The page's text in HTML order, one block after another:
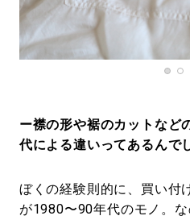
ー襟の形や裾のカットなど
代による違いってあるんで
ぼくの経験則的に、買い付
が1980〜90年代のモノ。